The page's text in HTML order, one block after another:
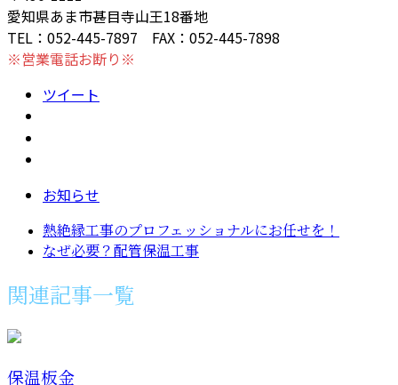
愛知県あま市甚目寺山王18番地
TEL：052-445-7897 FAX：052-445-7898
※営業電話お断り※
ツイート
お知らせ
熱絶縁工事のプロフェッショナルにお任せを！
なぜ必要？配管保温工事
関連記事一覧
保温板金